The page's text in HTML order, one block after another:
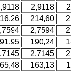
2,9118
214,60
2,7594
190,24
2,7145
163,13